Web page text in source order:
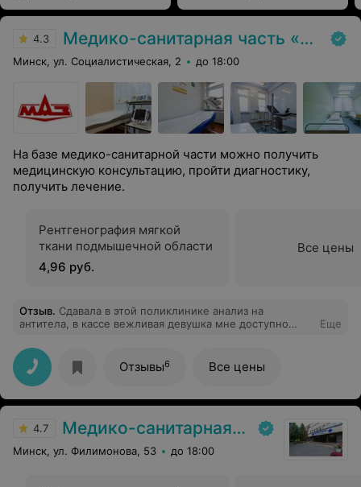
4.3 Медико-санитарная часть «МАЗ»
Минск, ул. Социалистическая, 2 до 18:00
На базе медико-санитарной части можно получить
медицинскую консультацию, пройти диагностику,
получить лечение.
Рентгенография мягкой
ткани подмышечной области
4,96 руб.
Все цены
Отзыв. Сдавала в этой поликлинике анализ на
антитела, в кассе вежливая девушка мне доступно
услуги, а также объяснила где брать направление.
Большое спасибо за консультацию и быстрый ответ
Еще
Отзывы6 Все цены
4.7 Медико-санитарная часть Вавилова
Минск, ул. Филимонова, 53 до 18:00